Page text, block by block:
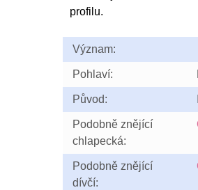
profilu.
Význam:
Pohlaví:
Původ:
Podobně znějící
chlapecká:
Podobně znějící
dívčí: